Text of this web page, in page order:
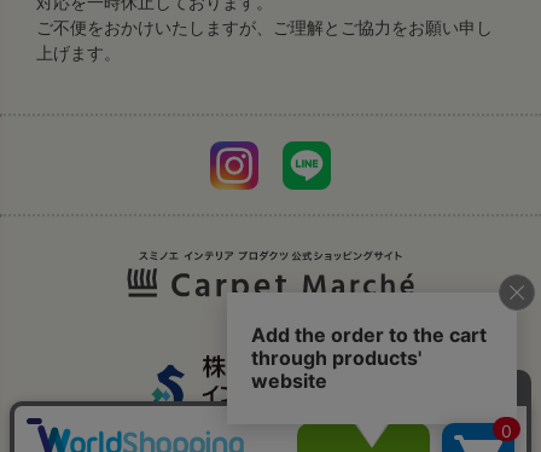
ご不便をおかけいたしますが、ご理解とご協力をお願い申し
上げます。